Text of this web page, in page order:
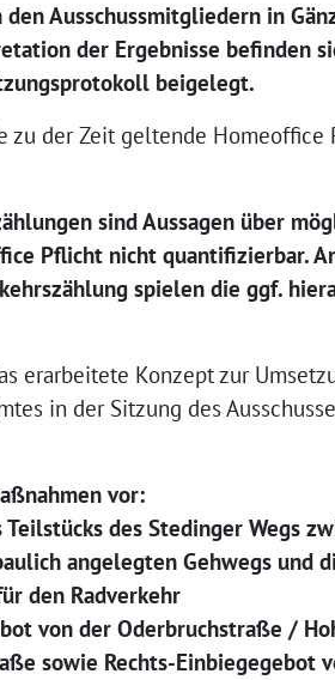
Ausschussmitgliedern in
der Ergebnisse befinden
beigelegt.
zu der Zeit geltende
sind Aussagen über
Pflicht nicht quantifizierbar.
spielen die ggf.
erarbeitete Konzept zur
in der Sitzung des
vor:
Teilstücks des Stedinger Wegs
angelegten Gehwegs und
den Radverkehr
von der Oderbruchstraße /
sowie Rechts-Einbiegegebot